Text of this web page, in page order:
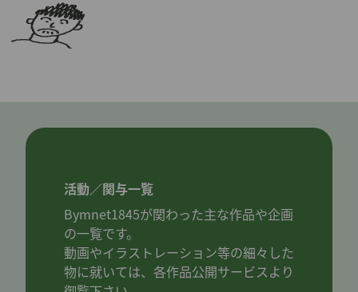
活動／関与一覧
Bymnet1845が関わった主な作品や企画
の一覧です。
動画やイラストレーション等の細々した
物に就いては、各作品公開サービスより